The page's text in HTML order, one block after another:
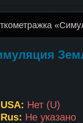
Нет (U)
Не указано